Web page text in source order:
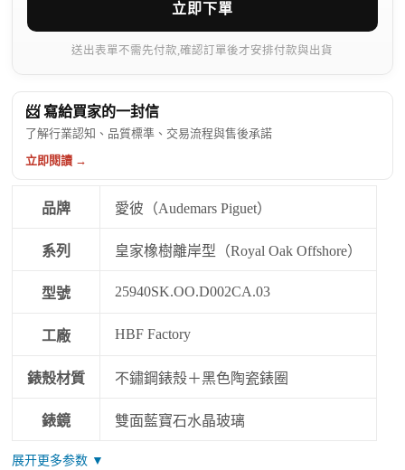
立即下單
送出表單不需先付款,確認訂單後才安排付款與出貨
📨 寫給買家的一封信
了解行業認知、品質標準、交易流程與售後承諾
立即閱讀 →
品牌 愛彼（Audemars Piguet）
系列 皇家橡樹離岸型（Royal Oak Offshore）
型號 25940SK.OO.D002CA.03
工廠 HBF Factory
錶殼材質 不鏽鋼錶殼＋黑色陶瓷錶圈
錶鏡 雙面藍寶石水晶玻璃
展开更多参数 ▼